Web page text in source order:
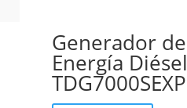
Generador de
Energía Diésel
TDG7000SEXP